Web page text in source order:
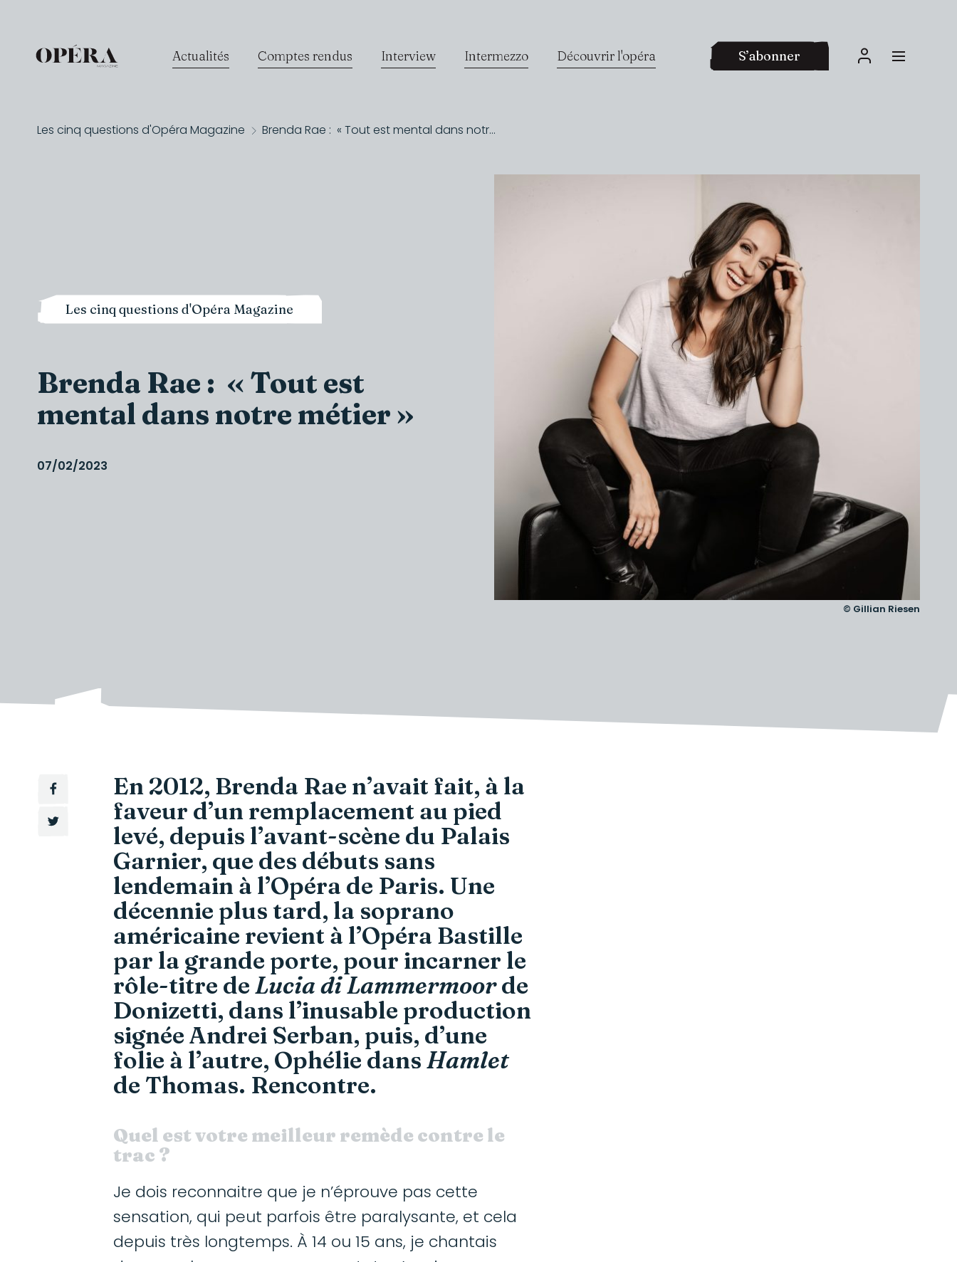
Actualités Comptes rendus Interview Intermezzo Découvrir l'opéra S’abonner Connexion
Les cinq questions d'Opéra Magazine Brenda Rae : « Tout est mental dans notr...
Les cinq questions d'Opéra Magazine
Brenda Rae : « Tout est
mental dans notre métier »
07/02/2023
© Gillian Riesen
En 2012, Brenda Rae n’avait fait, à la
faveur d’un remplacement au pied
levé, depuis l’avant-scène du Palais
Garnier, que des débuts sans
lendemain à l’Opéra de Paris. Une
décennie plus tard, la soprano
américaine revient à l’Opéra Bastille
par la grande porte, pour incarner le
rôle-titre de Lucia di Lammermoorde
Donizetti, dans l’inusable production
signée Andrei Serban, puis, d’une
folie à l’autre, Ophélie dans Hamlet
de Thomas. Rencontre.
Quel est votre meilleur remède contre le
trac ?
Je dois reconnaitre que je n’éprouve pas cette
sensation, qui peut parfois être paralysante, et cela
depuis très longtemps. À 14 ou 15 ans, je chantais